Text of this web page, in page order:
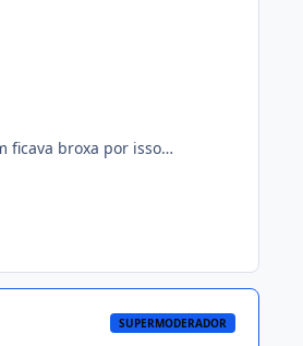
ficava broxa por isso…
SUPERMODERADOR